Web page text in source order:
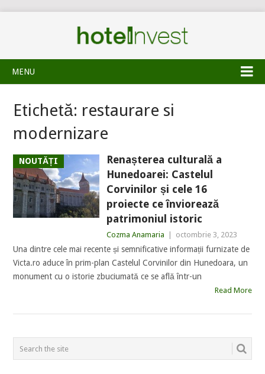
MENU
Etichetă: restaurare si
modernizare
NOUTĂȚI
Renașterea culturală a
Hunedoarei: Castelul
Corvinilor și cele 16
proiecte ce înviorează
patrimoniul istoric
Cozma Anamaria octombrie 3, 2023
Una dintre cele mai recente și semnificative informații furnizate de
Victa.ro aduce în prim-plan Castelul Corvinilor din Hunedoara, un
monument cu o istorie zbuciumată ce se află într-un
Read More
POSTS
NAVIGATION